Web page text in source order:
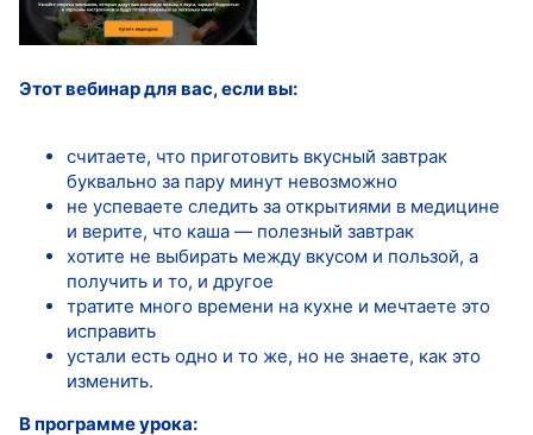
Этот вебинар для вас, если вы:
считаете, что приготовить вкусный завтрак
буквально за пару минут невозможно
не успеваете следить за открытиями в медицине
и верите, что каша — полезный завтрак
хотите не выбирать между вкусом и пользой, а
получить и то, и другое
тратите много времени на кухне и мечтаете это
исправить
устали есть одно и то же, но не знаете, как это
изменить.
В программе урока: